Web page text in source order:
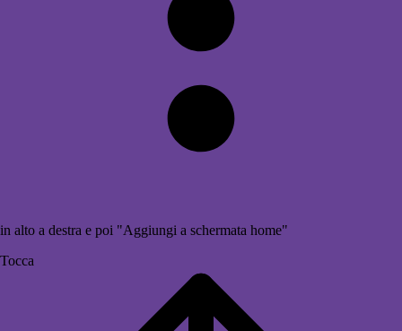
in alto a destra e poi "Aggiungi a schermata home"
Tocca